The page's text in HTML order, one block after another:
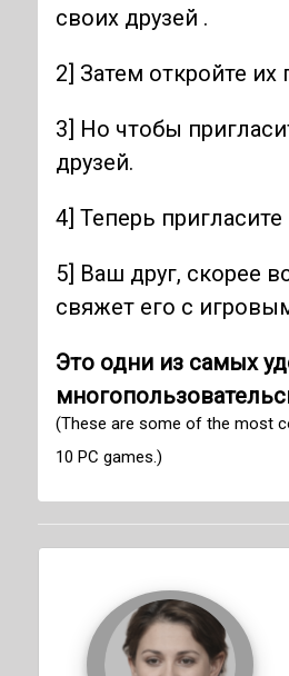
своих друзей .
2] Затем откройте
3] Но чтобы
друзей.
4] Теперь
5] Ваш друг, скорее
свяжет его с
Это одни из самых
(These are some of the most
10 PC games.)